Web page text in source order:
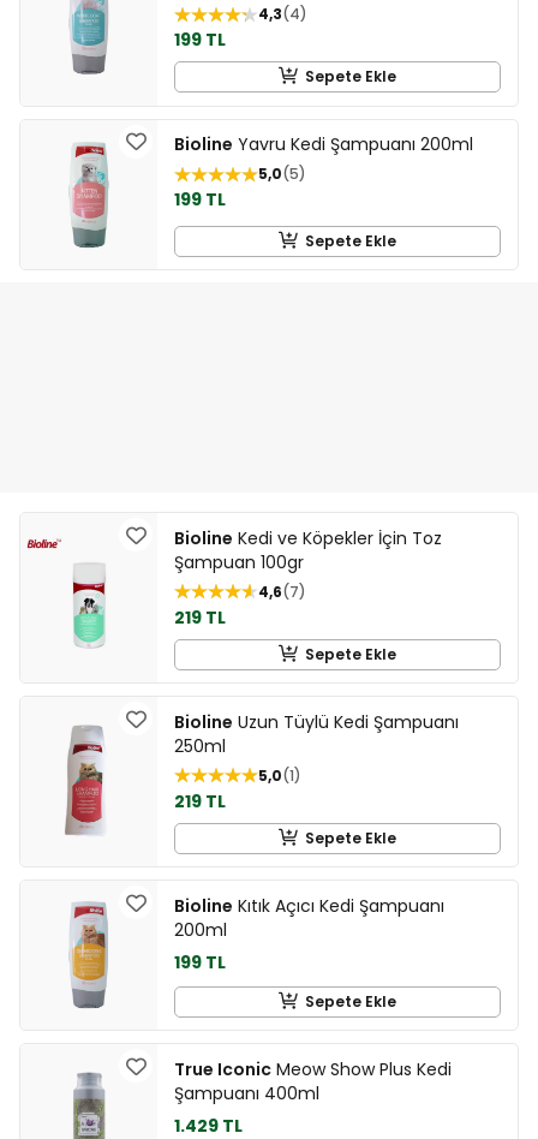
4,3 4
199 TL
Sepete Ekle
Bioline Yavru Kedi Şampuanı 200ml
5,0 5
199 TL
Sepete Ekle
Bioline Kedi ve Köpekler İçin Toz
Şampuan 100gr
4,6 7
219 TL
Sepete Ekle
Bioline Uzun Tüylü Kedi Şampuanı
250ml
5,0 1
219 TL
Sepete Ekle
Bioline Kıtık Açıcı Kedi Şampuanı
200ml
199 TL
Sepete Ekle
True Iconic Meow Show Plus Kedi
Şampuanı 400ml
1.429 TL